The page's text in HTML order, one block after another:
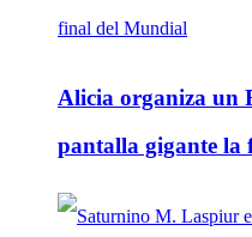
Alicia organiza un
pantalla gigante